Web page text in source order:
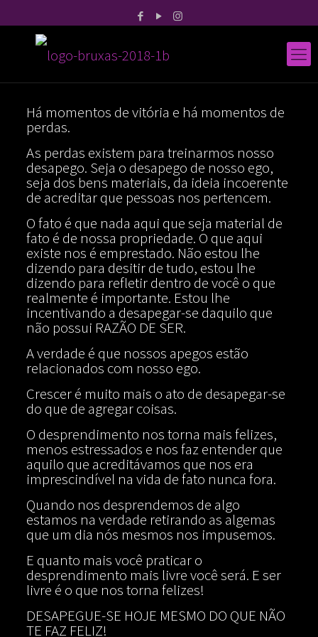
Há momentos de vitória e há momentos de
perdas.
As perdas existem para treinarmos nosso
desapego. Seja o desapego de nosso ego,
seja dos bens materiais, da ideia incoerente
de acreditar que pessoas nos pertencem.
O fato é que nada aqui que seja material de
fato é de nossa propriedade. O que aqui
existe nos é emprestado. Não estou lhe
dizendo para desitir de tudo, estou lhe
dizendo para refletir dentro de você o que
realmente é importante. Estou lhe
incentivando a desapegar-se daquilo que
não possui RAZÃO DE SER.
A verdade é que nossos apegos estão
relacionados com nosso ego.
Crescer é muito mais o ato de desapegar-se
do que de agregar coisas.
O desprendimento nos torna mais felizes,
menos estressados e nos faz entender que
aquilo que acreditávamos que nos era
imprescindível na vida de fato nunca fora.
Quando nos desprendemos de algo
estamos na verdade retirando as algemas
que um dia nós mesmos nos impusemos.
E quanto mais você praticar o
desprendimento mais livre você será. E ser
livre é o que nos torna felizes!
DESAPEGUE-SE HOJE MESMO DO QUE NÃO
TE FAZ FELIZ!